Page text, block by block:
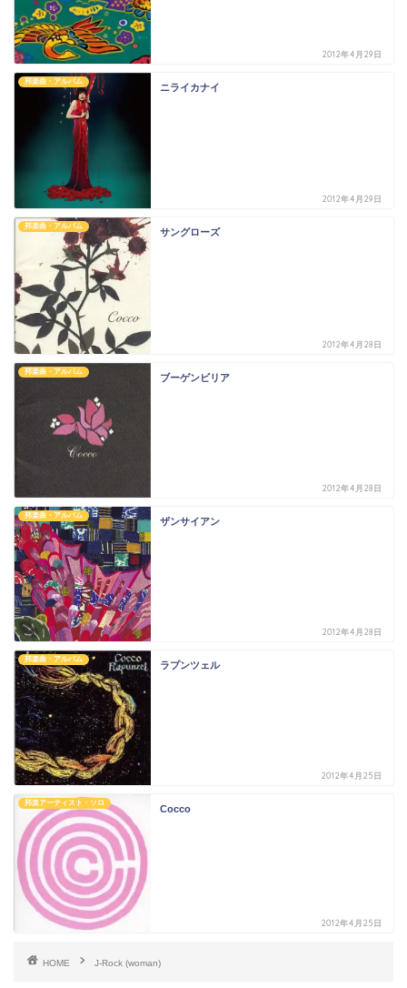
2012年4月29日
邦楽曲・アルバム
ニライカナイ
2012年4月29日
邦楽曲・アルバム
サングローズ
2012年4月28日
邦楽曲・アルバム
ブーゲンビリア
2012年4月28日
邦楽曲・アルバム
ザンサイアン
2012年4月28日
邦楽曲・アルバム
ラプンツェル
2012年4月25日
邦楽アーティスト・ソロ
Cocco
2012年4月25日
HOME J-Rock (woman)